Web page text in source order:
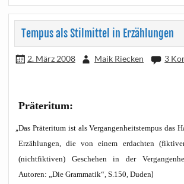
Tempus als Stilmittel in Erzählungen
2. März 2008 Maik Riecken 3
Prä­ter­itum:
„Das Prä­ter­itum ist als Ver­gan­gen­heits­tem­pus das
Erzäh­lun­gen, die von einem erdach­ten
(nicht­fik­ti­ven) Gesche­hen in der
Autoren: „Die Gram­ma­tik“, S.150, Duden)